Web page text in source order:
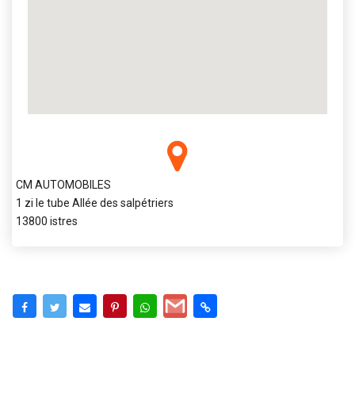
CM AUTOMOBILES
1 zi le tube Allée des salpétriers
13800 istres